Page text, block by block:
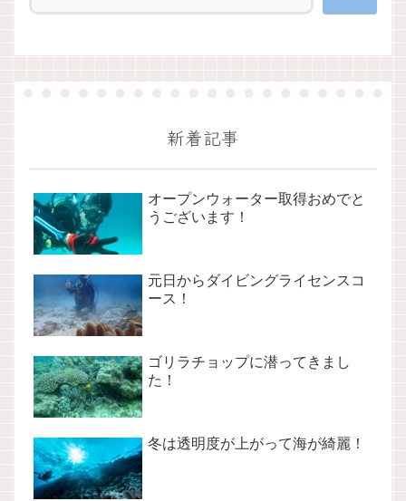
新着記事
オープンウォーター取得おめでと
うございます！
元日からダイビングライセンスコ
ース！
ゴリラチョップに潜ってきまし
た！
冬は透明度が上がって海が綺麗！